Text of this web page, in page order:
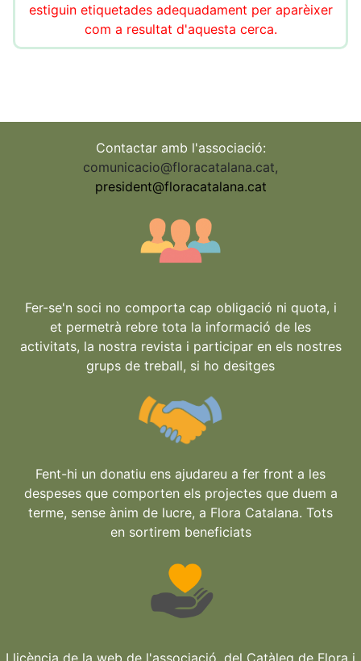
estiguin etiquetades adequadament per aparèixer
com a resultat d'aquesta cerca.
Contactar amb l'associació:
comunicacio@floracatalana.cat,
president@floracatalana.cat
Fer-se'n soci no comporta cap obligació ni quota, i
et permetrà rebre tota la informació de les
activitats, la nostra revista i participar en els nostres
grups de treball, si ho desitges
Fent-hi un donatiu ens ajudareu a fer front a les
despeses que comporten els projectes que duem a
terme, sense ànim de lucre, a Flora Catalana. Tots
en sortirem beneficiats
Llicència de la web de l'associació, del Catàleg de Flora i